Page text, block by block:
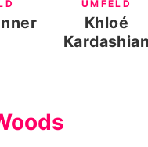
UMFELD
Khloé